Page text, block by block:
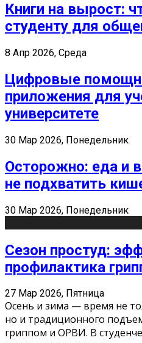
Книги на вырост:
студенту для
8 Апр 2026, Среда
Цифровые
приложения для
университете
30 Мар 2026, Понедельник
Осторожно: еда и
не подхватить
30 Мар 2026, Понедельник
Сезон простуд:
профилактика
27 Мар 2026, Пятница
Осень и зима — время не
но и традиционного
гриппом и ОРВИ. В